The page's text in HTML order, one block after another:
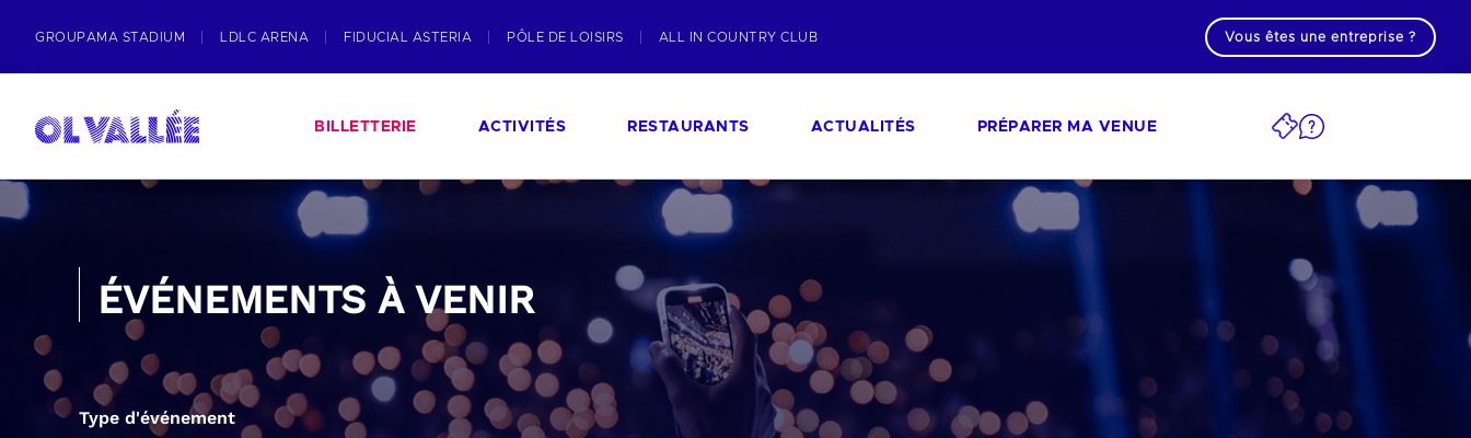
GROUPAMA STADIUM LDLC ARENA FIDUCIAL ASTERIA PÔLE DE LOISIRS ALL IN COUNTRY CLUB Vous êtes une entreprise ?
BILLETTERIE ACTIVITÉS RESTAURANTS ACTUALITÉS PRÉPARER MA VENUE
ÉVÉNEMENTS À VENIR
Type d'événement